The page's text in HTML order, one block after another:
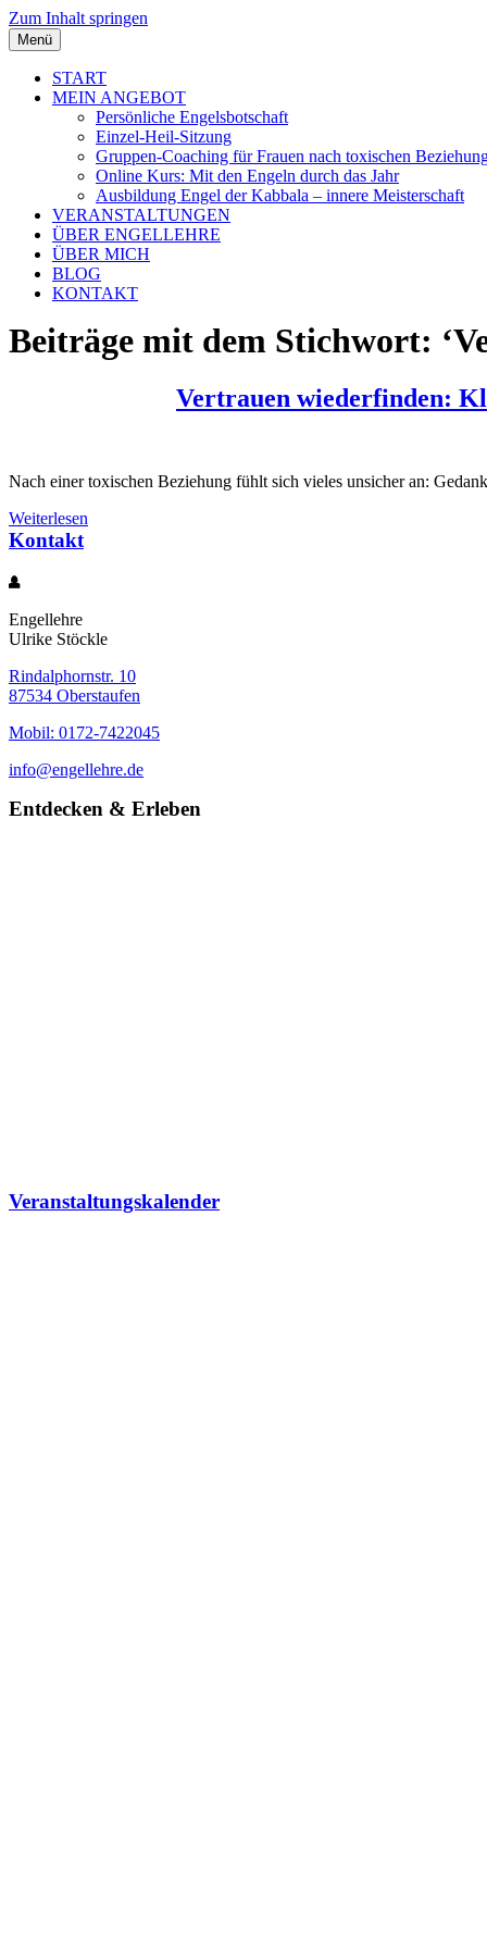
Zum Inhalt springen
Menü
START
MEIN ANGEBOT
Persönliche Engelsbotschaft
Einzel-Heil-Sitzung
Gruppen-Coaching für Frauen nach toxischen
Online Kurs: Mit den Engeln durch das Jahr
Ausbildung Engel der Kabbala – innere Meisterschaft
VERANSTALTUNGEN
ÜBER ENGELLEHRE
ÜBER MICH
BLOG
KONTAKT
Beiträge mit dem Stichwort:
Vertrauen wiederfinden:
Nach einer toxischen Beziehung fühlt sich vieles unsicher an:
Weiterlesen
Kontakt
Engellehre
Ulrike Stöckle
Rindalphornstr. 10
87534 Oberstaufen
Mobil: 0172-7422045
info@engellehre.de
Entdecken & Erleben
Veranstaltungskalender